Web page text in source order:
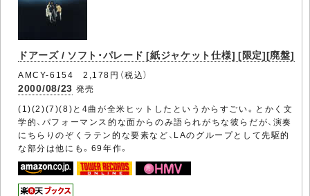
ドアーズ / ソフト・パレード [紙ジャケット仕様] [限定][廃盤]
AMCY-6154 2,178円（税込）
2000/08/23 発売
(1)(2)(7)(8)と4曲が全米ヒットしたというからすごい。とかく文
学的、パフォーマンス的な面からのみ語られがちな彼らだが、演奏
にちらりのぞくラテン的な要素など、LAのグループとして先駆的
な部分は他にも。69年作。